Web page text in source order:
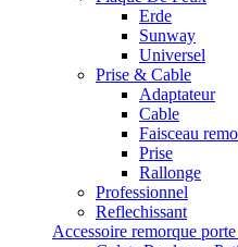
Erde
Sunway
Universel
Prise & Cable
Adaptateur
Cable
Faisceau
Prise
Rallonge
Professionnel
Reflechissant
Accessoire remorque porte